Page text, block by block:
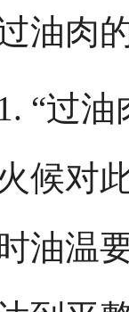
肉的
油
候对
油温